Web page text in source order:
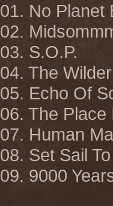
01. No Planet
02.
03. S.O.P.
04. The
05. Echo Of
06. The Place
07. Human
08. Set Sail
09. 9000